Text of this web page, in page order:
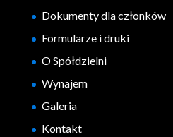
Dokumenty dla członków
Formularze i druki
O Spółdzielni
Wynajem
Galeria
Kontakt